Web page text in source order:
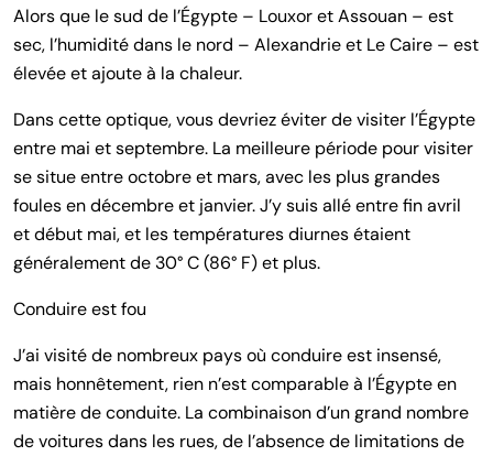
Alors que le sud de l’Égypte – Louxor et Assouan – est
sec, l’humidité dans le nord – Alexandrie et Le Caire – est
élevée et ajoute à la chaleur.
Dans cette optique, vous devriez éviter de visiter l’Égypte
entre mai et septembre. La meilleure période pour visiter
se situe entre octobre et mars, avec les plus grandes
foules en décembre et janvier. J’y suis allé entre fin avril
et début mai, et les températures diurnes étaient
généralement de 30° C (86° F) et plus.
Conduire est fou
J’ai visité de nombreux pays où conduire est insensé,
mais honnêtement, rien n’est comparable à l’Égypte en
matière de conduite. La combinaison d’un grand nombre
de voitures dans les rues, de l’absence de limitations de